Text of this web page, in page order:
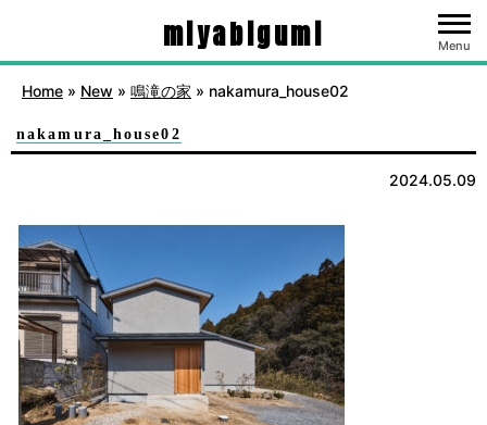
miyabigumi Menu
Home » New » 鳴滝の家 » nakamura_house02
nakamura_house02
2024.05.09